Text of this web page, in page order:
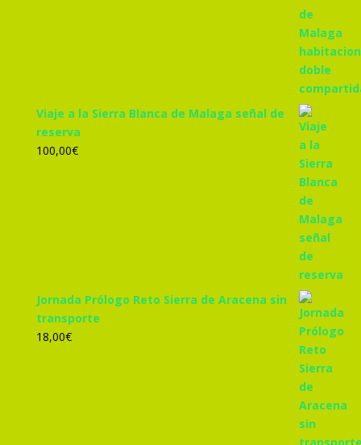
Viaje a la Sierra Blanca de Malaga señal de
reserva
100,00€
Jornada Prólogo Reto Sierra de Aracena sin
transporte
18,00€